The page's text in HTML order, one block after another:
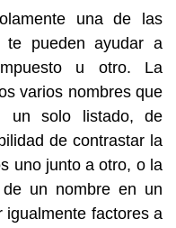
una de las
te pueden ayudar a
u otro. La
varios nombres que
un solo listado, de
de contrastar la
uno junto a otro, o la
un nombre en un
igualmente factores a